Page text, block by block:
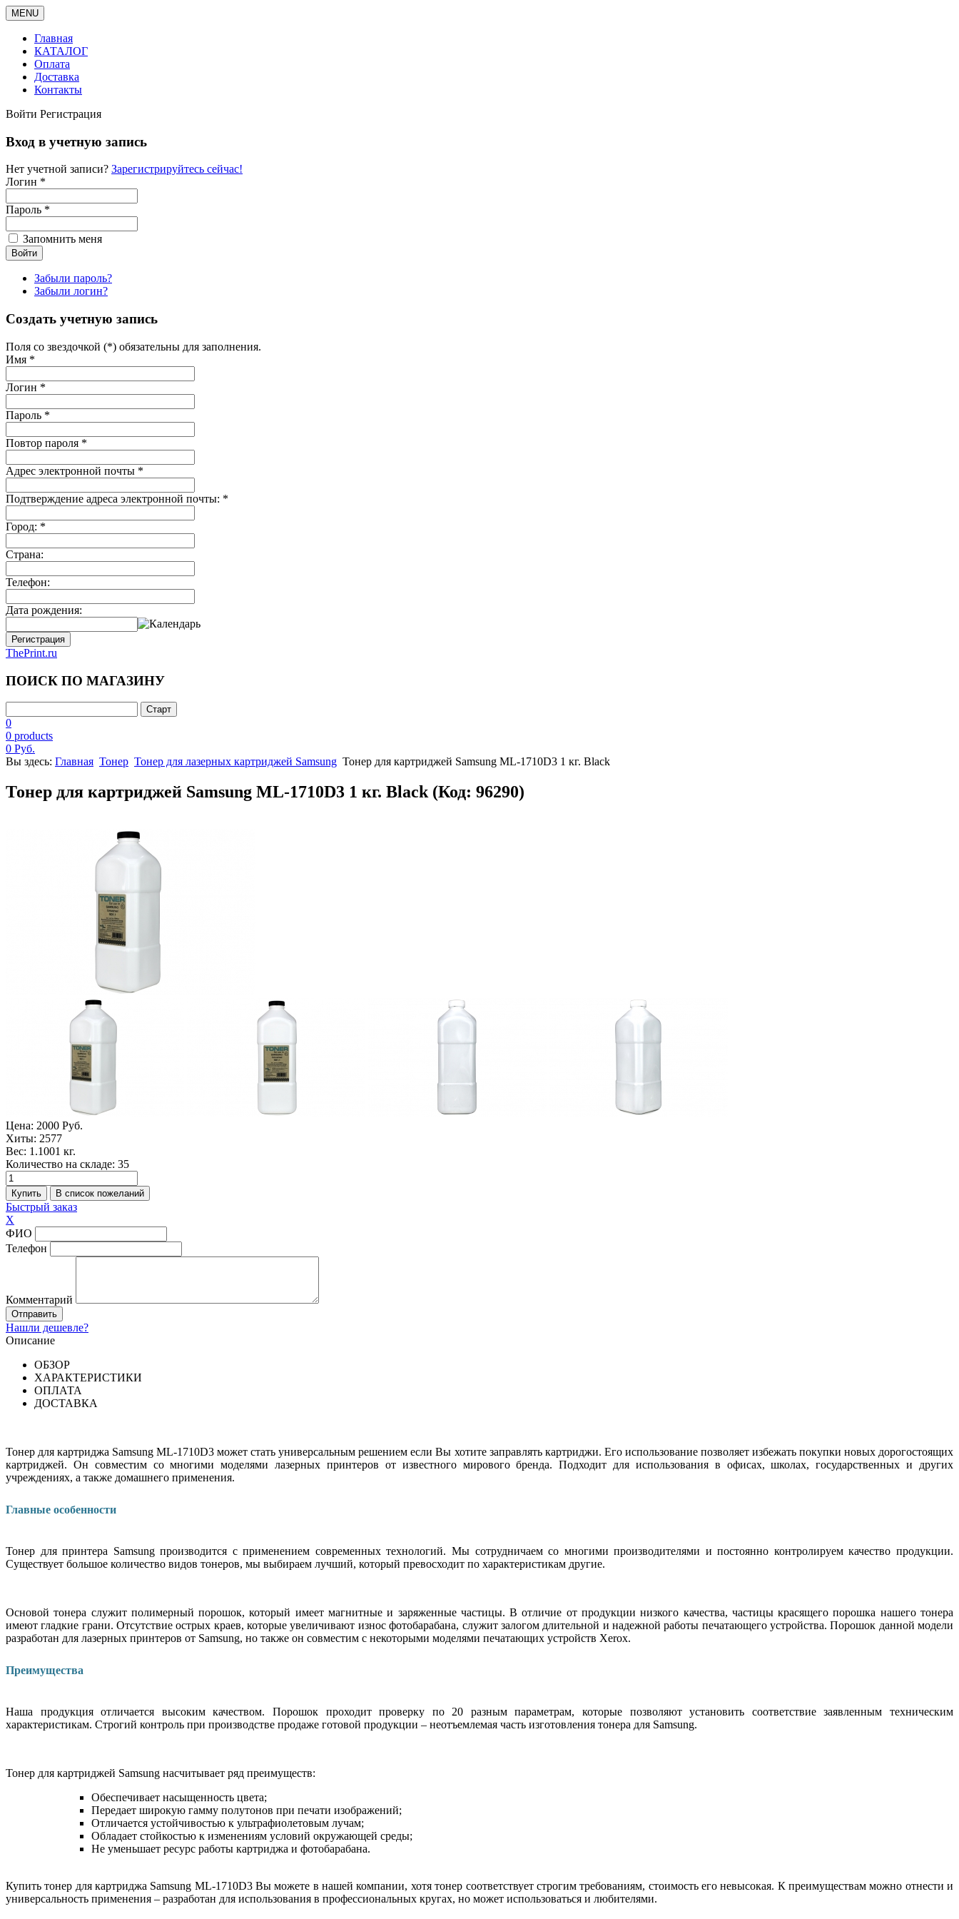
MENU
Главная
КАТАЛОГ
Оплата
Доставка
Контакты
Войти Регистрация
Вход в учетную запись
Нет учетной записи? Зарегистрируйтесь сейчас!
Логин *
Пароль *
Запомнить меня
Забыли пароль?
Забыли логин?
Создать учетную запись
Поля со звездочкой (*) обязательны для заполнения.
Имя *
Логин *
Пароль *
Повтор пароля *
Адрес электронной почты *
Подтверждение адреса электронной почты: *
Город: *
Страна:
Телефон:
Дата рождения:
Регистрация
ThePrint.ru
ПОИСК ПО МАГАЗИНУ
0
0 products
0 Руб.
Вы здесь: Главная Тонер Тонер для лазерных картриджей Samsung Тонер для картриджей Samsung ML-1710D3 1 кг. Black
Тонер для картриджей Samsung ML-1710D3 1 кг. Black (Код: 96290)
Цена: 2000 Руб.
Хиты: 2577
Вес: 1.1001 кг.
Количество на складе: 35
Быстрый заказ
X
ФИО
Телефон
Комментарий
Нашли дешевле?
Описание
ОБЗОР
ХАРАКТЕРИСТИКИ
ОПЛАТА
ДОСТАВКА
Тонер для картриджа Samsung ML-1710D3 может стать универсальным решением если Вы хотите заправлять картриджи. Его использование позволяет избежать покупки новых дорогостоящих
картриджей. Он совместим со многими моделями лазерных принтеров от известного мирового бренда. Подходит для использования в офисах, школах, государственных и других
учреждениях, а также домашнего применения.
Главные особенности
Тонер для принтера Samsung производится с применением современных технологий. Мы сотрудничаем со многими производителями и постоянно контролируем качество продукции.
Существует большое количество видов тонеров, мы выбираем лучший, который превосходит по характеристикам другие.
Основой тонера служит полимерный порошок, который имеет магнитные и заряженные частицы. В отличие от продукции низкого качества, частицы красящего порошка нашего тонера
имеют гладкие грани. Отсутствие острых краев, которые увеличивают износ фотобарабана, служит залогом длительной и надежной работы печатающего устройства. Порошок данной модели
разработан для лазерных принтеров от Samsung, но также он совместим с некоторыми моделями печатающих устройств Xerox.
Преимущества
Наша продукция отличается высоким качеством. Порошок проходит проверку по 20 разным параметрам, которые позволяют установить соответствие заявленным техническим
характеристикам. Строгий контроль при производстве продаже готовой продукции – неотъемлемая часть изготовления тонера для Samsung.
Тонер для картриджей Samsung насчитывает ряд преимуществ:
Обеспечивает насыщенность цвета;
Передает широкую гамму полутонов при печати изображений;
Отличается устойчивостью к ультрафиолетовым лучам;
Обладает стойкостью к изменениям условий окружающей среды;
Не уменьшает ресурс работы картриджа и фотобарабана.
Купить тонер для картриджа Samsung ML-1710D3 Вы можете в нашей компании, хотя тонер соответствует строгим требованиям, стоимость его невысокая. К преимуществам можно отнести и
универсальность применения – разработан для использования в профессиональных кругах, но может использоваться и любителями.